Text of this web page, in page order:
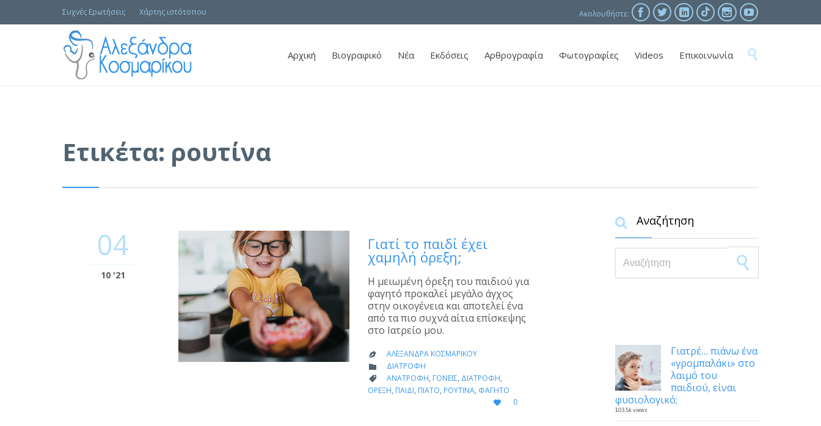
Συχνές Ερωτήσεις Χάρτης ιστότοπου Ακολουθήστε:     
Skip
to
Αρχική Βιογραφικό Νέα Εκδόσεις Αρθρογραφία Φωτογραφίες Videos Επικοινωνία 
Ετικέτα: ρουτίνα
04
10 '21
Γιατί το παιδί έχει
χαμηλή όρεξη;
Η μειωμένη όρεξη του παιδιού για
φαγητό προκαλεί μεγάλο άγχος
στην οικογένεια και αποτελεί ένα
από τα πιο συχνά αίτια επίσκεψης
στο Ιατρείο μου.
 ΑΛΕΞΆΝΔΡΑ ΚΟΣΜΑΡΊΚΟΥ
 CATEGORY
ΔΙΑΤΡΟΦΉ
 CATEGORY
ΑΝΑΤΡΟΦΉ, ΓΟΝΕΊΣ, ΔΙΑΤΡΟΦΉ,
ΌΡΕΞΗ, ΠΑΙΔΊ, ΠΙΆΤΟ, ΡΟΥΤΊΝΑ, ΦΑΓΗΤΌ

LOVE
IT
0
 Αναζήτηση
Γιατρέ… πιάνω ένα
«γρομπαλάκι» στο
λαιμό του
παιδιού, είναι
φυσιολογικό;
103.5k views